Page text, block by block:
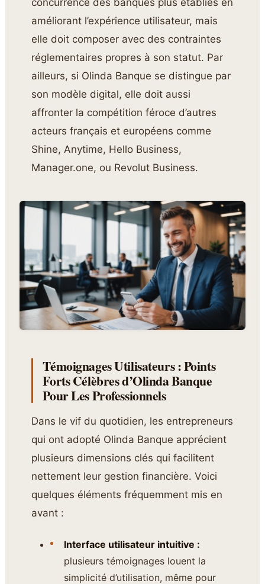
concurrencé des banques plus établies en
améliorant l’expérience utilisateur, mais
elle doit composer avec des contraintes
réglementaires propres à son statut. Par
ailleurs, si Olinda Banque se distingue par
son modèle digital, elle doit aussi
affronter la compétition féroce d’autres
acteurs français et européens comme
Shine, Anytime, Hello Business,
Manager.one, ou Revolut Business.
Témoignages Utilisateurs : Points
Forts Célèbres d’Olinda Banque
Pour Les Professionnels
Dans le vif du quotidien, les entrepreneurs
qui ont adopté Olinda Banque apprécient
plusieurs dimensions clés qui facilitent
nettement leur gestion financière. Voici
quelques éléments fréquemment mis en
avant :
Interface utilisateur intuitive :
plusieurs témoignages louent la
simplicité d’utilisation, même pour